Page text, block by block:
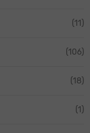
(11)
(106)
(18)
(1)